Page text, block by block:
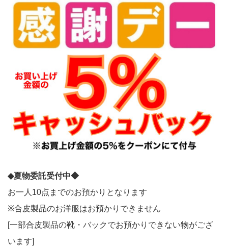
◆夏物委託受付中◆
お一人10点までのお預かりとなります
※合皮製品のお洋服はお預かりできません
[一部合皮製品の靴・バックでお預かりできない物がござ
います]